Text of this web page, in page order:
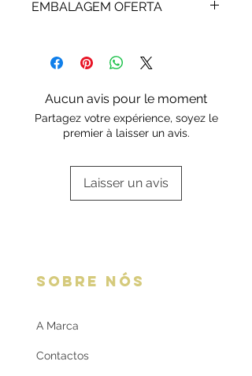
EMBALAGEM OFERTA
em bolsa/caixa standard ou da
marca.
embalagem aqui:Embalagens
oferta
Aucun avis pour le moment
Partagez votre expérience, soyez le
premier à laisser un avis.
Laisser un avis
SOBRE NÓS
A Marca
Contactos